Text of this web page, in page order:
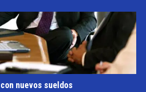
nuevos sueldos